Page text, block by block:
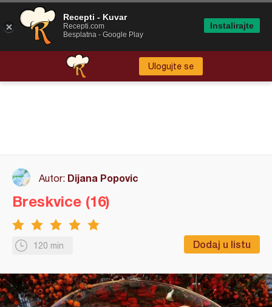
Ulogujte se
Autor: Dijana Popovic
120 min Dodaj u listu
Breskvice (16)
Recepti - Kuvar
Recepti.com
Besplatna - Google Play
Instalirajte